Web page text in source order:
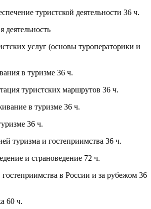
туристской деятельности 36 ч.
деятельность
услуг (основы туроператорики и
в туризме 36 ч.
туристских маршрутов 36 ч.
в туризме 36 ч.
36 ч.
туризма и гостеприимства 36 ч.
и страноведение 72 ч.
в России и за рубежом 36
60 ч.